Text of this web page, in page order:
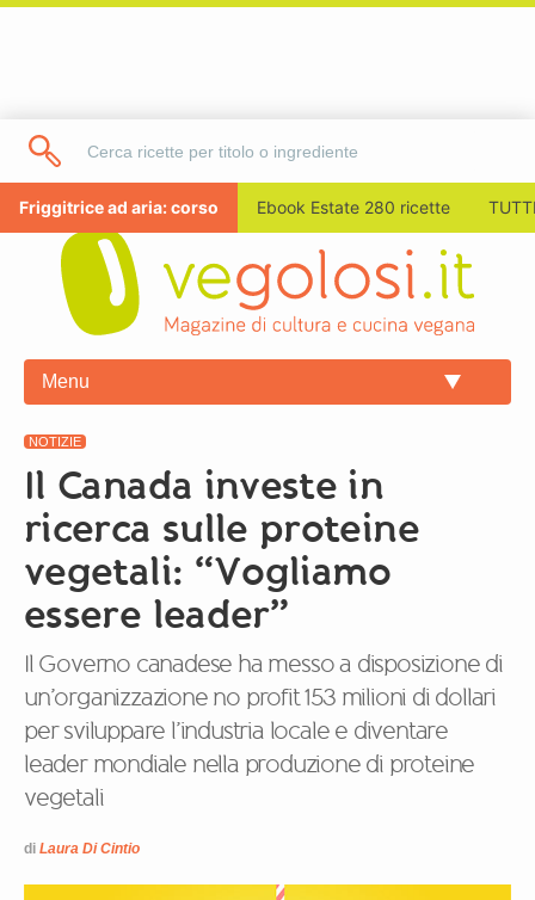
Friggitrice ad aria: corso Ebook Estate 280 ricette
Menu
NOTIZIE
Il Canada investe in
ricerca sulle proteine
vegetali: “Vogliamo
essere leader”
Il Governo canadese ha messo a disposizione di
un’organizzazione no profit 153 milioni di dollari
per sviluppare l’industria locale e diventare
leader mondiale nella produzione di proteine
vegetali
di Laura Di Cintio